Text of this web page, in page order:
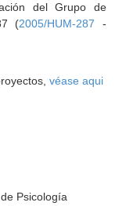
del Grupo de
(2005/HUM-287 -
véase aqui
Psicología